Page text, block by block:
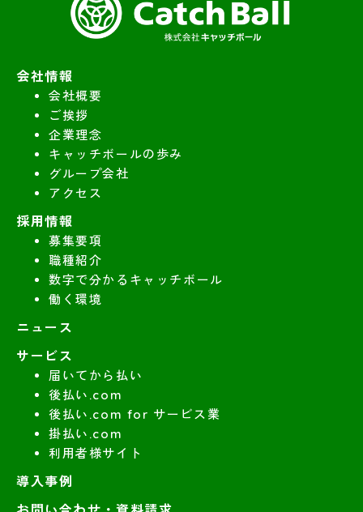
会社情報
会社概要
ご挨拶
企業理念
キャッチボールの歩み
グループ会社
アクセス
採用情報
募集要項
職種紹介
数字で分かるキャッチボール
働く環境
ニュース
サービス
届いてから払い
後払い.com
後払い.com for サービス業
掛払い.com
利用者様サイト
導入事例